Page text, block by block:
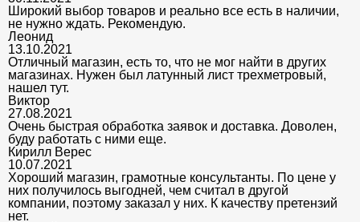
Широкий выбор товаров и реально все есть в наличии,
не нужно ждать. Рекомендую.
Леонид
13.10.2021
Отличный магазин, есть то, что не мог найти в других
магазинах. Нужен был латунный лист трехметровый,
нашел тут.
Виктор
27.08.2021
Очень быстрая обработка заявок и доставка. Доволен,
буду работать с ними еще.
Кирилл Верес
10.07.2021
Хороший магазин, грамотные консультанты. По цене у
них получилось выгодней, чем считал в другой
компании, поэтому заказал у них. К качеству претензий
нет.